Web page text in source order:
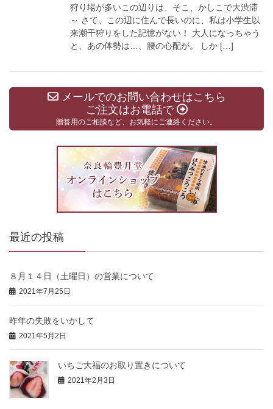
狩り場が多いこの辺りは、そこ、かしこで大渋滞
～ さて、この辺に住んで長いのに、私は小学生以
来潮干狩りをした記憶がない！ 大人になっちゃう
と、あの体勢は…、腰の心配が。 しか […]
メールでのお問い合わせはこちら
ご注文はお電話で
贈答用のご相談など、お気軽にご連絡ください。
最近の投稿
８月１４日（土曜日）の営業について
2021年7月25日
昨年の失敗をいかして
2021年5月2日
いちご大福のお取り置きについて
2021年2月3日